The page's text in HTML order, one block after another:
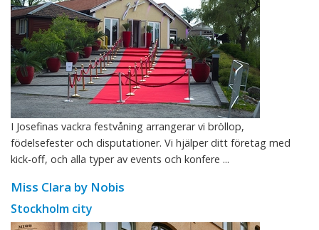
I Josefinas vackra festvåning arrangerar vi bröllop,
födelsefester och disputationer. Vi hjälper ditt företag med
kick-off, och alla typer av events och konfere ...
Miss Clara by Nobis
Stockholm city